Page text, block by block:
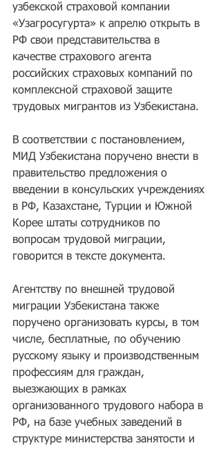
узбекской страховой компании
«Узагросугурта» к апрелю открыть в
РФ свои представительства в
качестве страхового агента
российских страховых компаний по
комплексной страховой защите
трудовых мигрантов из Узбекистана.
В соответствии с постановлением,
МИД Узбекистана поручено внести в
правительство предложения о
введении в консульских учреждениях
в РФ, Казахстане, Турции и Южной
Корее штаты сотрудников по
вопросам трудовой миграции,
говорится в тексте документа.
Агентству по внешней трудовой
миграции Узбекистана также
поручено организовать курсы, в том
числе, бесплатные, по обучению
русскому языку и производственным
профессиям для граждан,
выезжающих в рамках
организованного трудового набора в
РФ, на базе учебных заведений в
структуре министерства занятости и